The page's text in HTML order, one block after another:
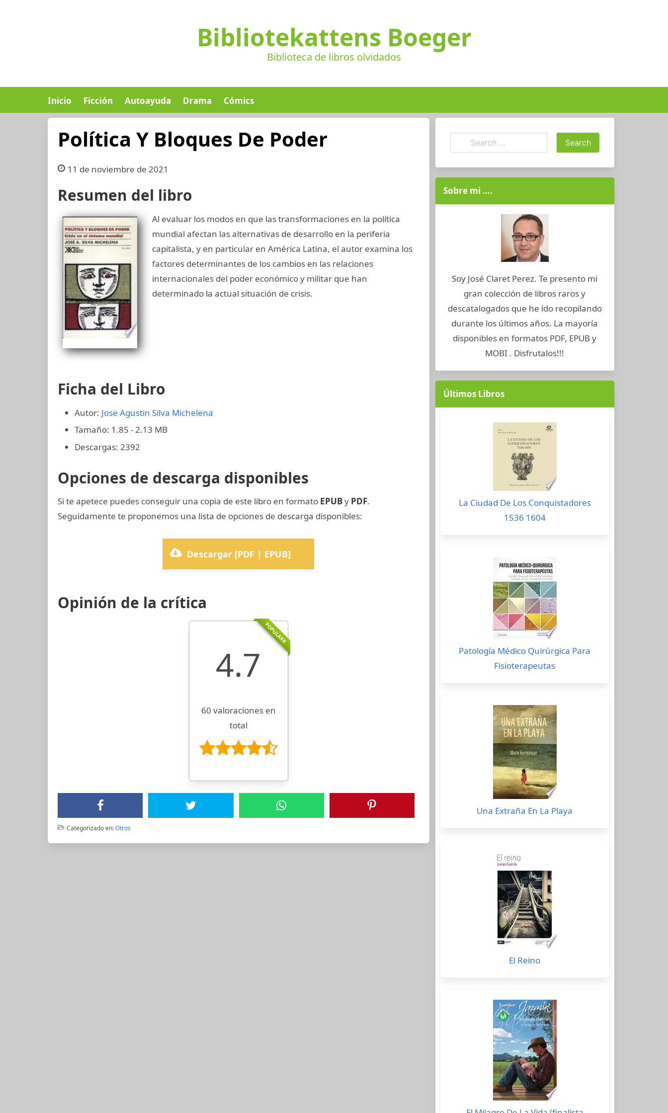
Bibliotekattens Boeger
Biblioteca de libros olvidados
Inicio Ficción Autoayuda Drama Cómics
Política Y Bloques De Poder
11 de noviembre de 2021
Resumen del libro
Al evaluar los modos en que las transformaciones en la política
mundial afectan las alternativas de desarrollo en la periferia
capitalista, y en particular en América Latina, el autor examina los
factores determinantes de los cambios en las relaciones
internacionales del poder económico y militar que han
determinado la actual situación de crisis.
Ficha del Libro
Autor: Jose Agustin Silva Michelena
Tamaño: 1.85 - 2.13 MB
Descargas: 2392
Opciones de descarga disponibles
Si te apetece puedes conseguir una copia de este libro en formato EPUBy PDF.
Seguidamente te proponemos una lista de opciones de descarga disponibles:
Descargar [PDF | EPUB]
Opinión de la crítica
POPULARR
4.7
60 valoraciones en
total
Categorizado en:Otros
Sobre mi ….
Soy José Claret Perez. Te presento mi
gran colección de libros raros y
descatalogados que he ido recopilando
durante los últimos años. La mayoría
disponibles en formatos PDF, EPUB y
MOBI . Disfrutalos!!!
Últimos Libros
La Ciudad De Los Conquistadores
1536 1604
Patología Médico Quirúrgica Para
Fisioterapeutas
Una Extraña En La Playa
El Reino